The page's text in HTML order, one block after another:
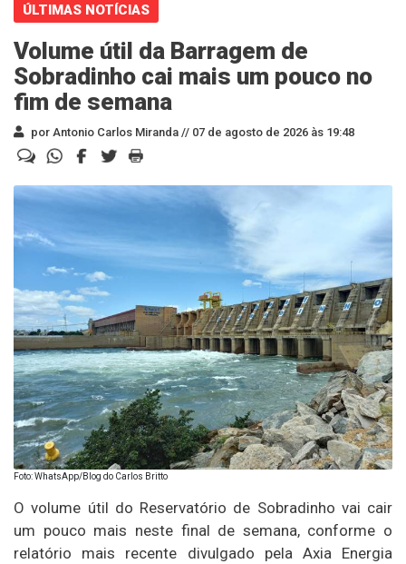
ÚLTIMAS NOTÍCIAS
Volume útil da Barragem de
Sobradinho cai mais um pouco no
fim de semana
por Antonio Carlos Miranda // 07 de agosto de 2026 às 19:48
Foto: WhatsApp/Blog do Carlos Britto
O volume útil do Reservatório de Sobradinho vai cair
um pouco mais neste final de semana, conforme o
relatório mais recente divulgado pela Axia Energia